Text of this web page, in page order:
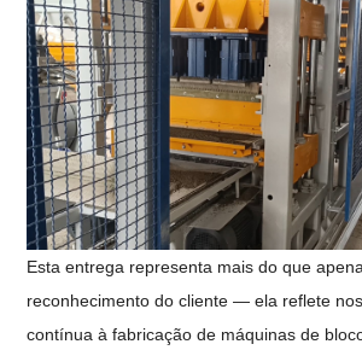
Esta entrega representa mais do que
reconhecimento do cliente — ela reflete
contínua à fabricação de máquinas de